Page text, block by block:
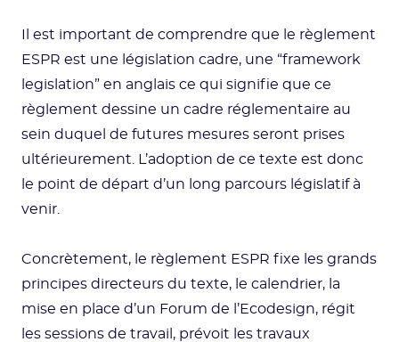
Il est important de comprendre que le règlement
ESPR est une législation cadre, une “framework
legislation” en anglais ce qui signifie que ce
règlement dessine un cadre réglementaire au
sein duquel de futures mesures seront prises
ultérieurement. L’adoption de ce texte est donc
le point de départ d’un long parcours législatif à
venir.
Concrètement, le règlement ESPR fixe les grands
principes directeurs du texte, le calendrier, la
mise en place d’un Forum de l’Ecodesign, régit
les sessions de travail, prévoit les travaux